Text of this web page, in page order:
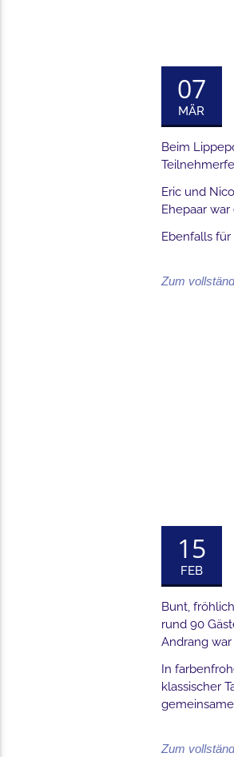
07
MÄR
Beim
Eric und
Ehepaar
Ebenfalls für
Zum
15
FEB
Bunt,
rund 90
Andrang war
In
klassischer
Zum